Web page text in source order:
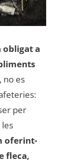
obligat a
no es
per
oferint-
fleca,